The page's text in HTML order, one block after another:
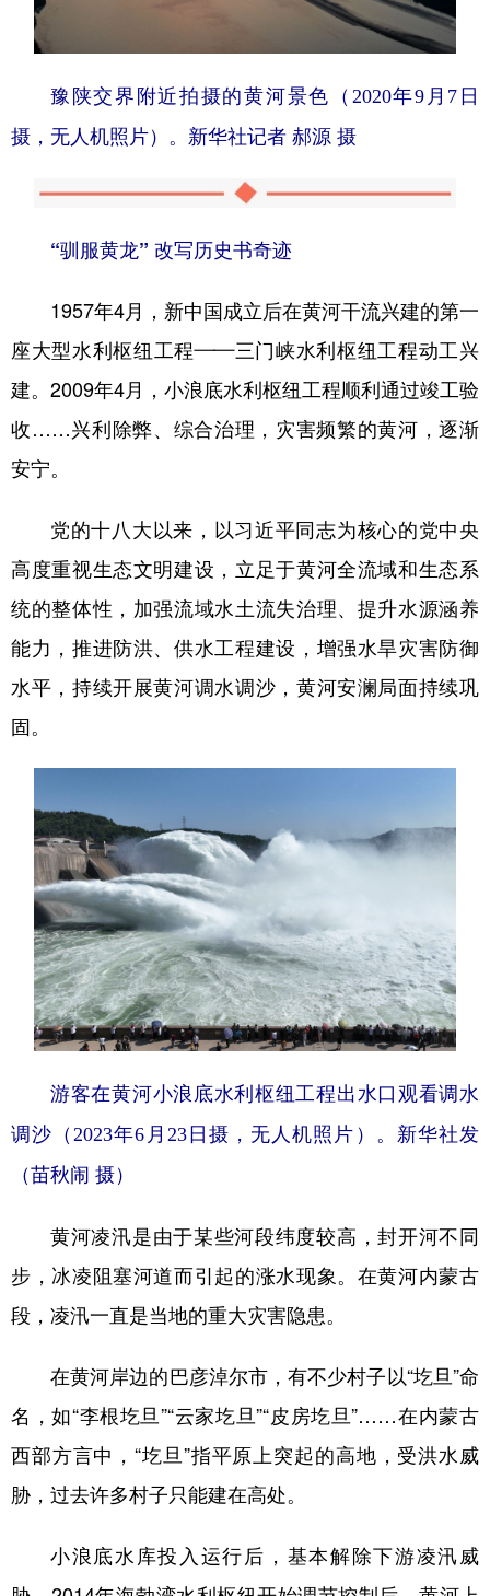
豫陕交界附近拍摄的黄河景色（2020年9月7日
摄，无人机照片）。 新华社记者 郝源 摄
“驯服黄龙” 改写历史书奇迹
1957年4月，新中国成立后在黄河干流兴建的第一
座大型水利枢纽工程——三门峡水利枢纽工程动工兴
建。2009年4月，小浪底水利枢纽工程顺利通过竣工验
收……兴利除弊、综合治理，灾害频繁的黄河，逐渐
安宁。
党的十八大以来，以习近平同志为核心的党中央
高度重视生态文明建设，立足于黄河全流域和生态系
统的整体性，加强流域水土流失治理、提升水源涵养
能力，推进防洪、供水工程建设，增强水旱灾害防御
水平，持续开展黄河调水调沙，黄河安澜局面持续巩
固。
游客在黄河小浪底水利枢纽工程出水口观看调水
调沙（2023年6月23日摄，无人机照片）。 新华社发
（苗秋闹 摄）
黄河凌汛是由于某些河段纬度较高，封开河不同
步，冰凌阻塞河道而引起的涨水现象。在黄河内蒙古
段，凌汛一直是当地的重大灾害隐患。
在黄河岸边的巴彦淖尔市，有不少村子以“圪旦”命
名，如“李根圪旦”“云家圪旦”“皮房圪旦”……在内蒙古
西部方言中，“圪旦”指平原上突起的高地，受洪水威
胁，过去许多村子只能建在高处。
小浪底水库投入运行后，基本解除下游凌汛威